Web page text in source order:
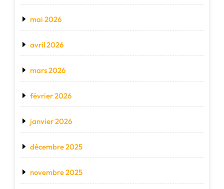
mai 2026
avril 2026
mars 2026
février 2026
janvier 2026
décembre 2025
novembre 2025